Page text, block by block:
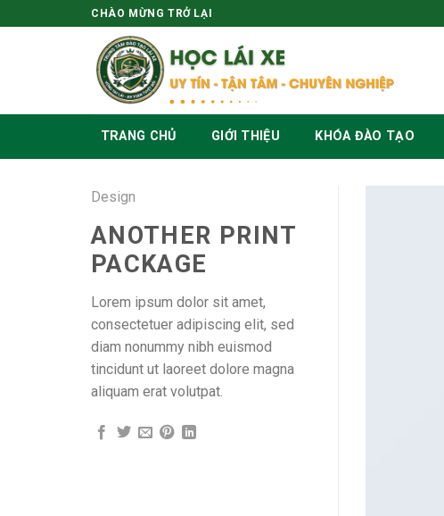
to
CHÀO MỪNG TRỞ LẠI
TRANG CHỦ GIỚI THIỆU KHÓA ĐÀO TẠO
Design
ANOTHER PRINT
PACKAGE
Lorem ipsum dolor sit amet,
consectetuer adipiscing elit, sed
diam nonummy nibh euismod
tincidunt ut laoreet dolore magna
aliquam erat volutpat.